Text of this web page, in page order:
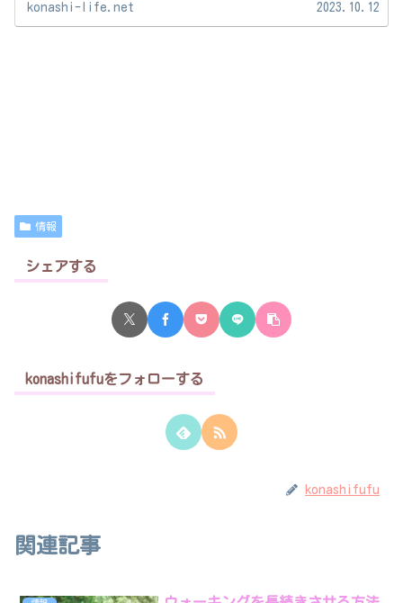
konashi-life.net 2023.10.12
情報
シェアする
konashifufuをフォローする
konashifufu
関連記事